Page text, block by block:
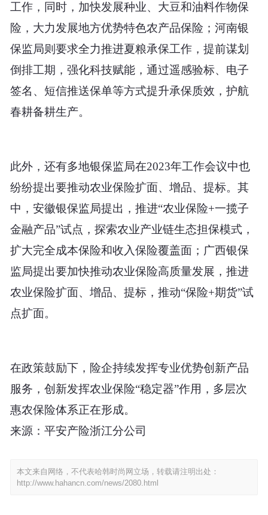
工作，同时，加快发展种业、大豆和油料作物保
险，大力发展地方优势特色农产品保险；河南银
保监局则要求全力推进夏粮承保工作，提前谋划
倒排工期，强化科技赋能，通过遥感验标、电子
签名、短信推送保单等方式提升承保质效，护航
春耕备耕生产。
此外，还有多地银保监局在2023年工作会议中也
纷纷提出要推动农业保险扩面、增品、提标。其
中，安徽银保监局提出，推进“农业保险+一揽子
金融产品”试点，探索农业产业链生态担保模式，
扩大完全成本保险和收入保险覆盖面；广西银保
监局提出要加快推动农业保险高质量发展，推进
农业保险扩面、增品、提标，推动“保险+期货”试
点扩面。
在政策鼓励下，险企持续发挥专业优势创新产品
服务，创新发挥农业保险“稳定器”作用，多层次
惠农保险体系正在形成。
来源：平安产险浙江分公司
本文来自网络，不代表哈韩时尚网立场，转载请注明出处：
http://www.hahancn.com/news/2080.html